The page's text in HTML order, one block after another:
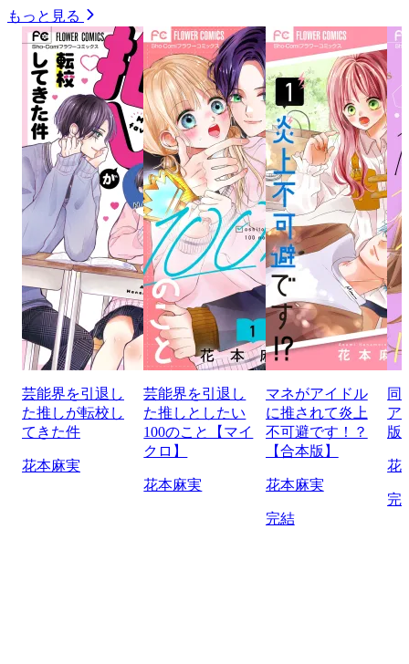
もっと見る
芸能界を引退し
た推しが転校し
てきた件
花本麻実
芸能界を引退し
た推しとしたい
100のこと【マイ
クロ】
花本麻実
マネがアイドル
に推されて炎上
不可避です！？
【合本版】
花本麻実
完結
同
ア
版
花
完